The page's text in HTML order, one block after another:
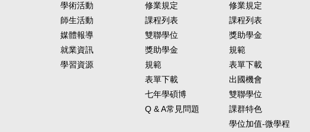
學術活動
師生活動
媒體報導
就業資訊
學習資源
修業規定
課程列表
雙聯學位
獎助學金
規範
表單下載
七年學碩博
Q & A常見問題
修業規定
課程列表
獎助學金
規範
表單下載
出國機會
雙聯學位
課群特色
學位加值-微學程